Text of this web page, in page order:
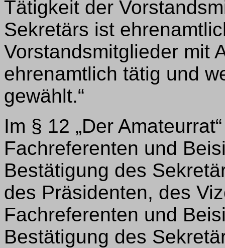
Tätigkeit der
Sekretärs ist
Vorstandsmitglieder mit
ehrenamtlich tätig und
gewählt.“
Im § 12 „Der
Fachreferenten und
Bestätigung des
des Präsidenten, des
Fachreferenten und
Bestätigung des